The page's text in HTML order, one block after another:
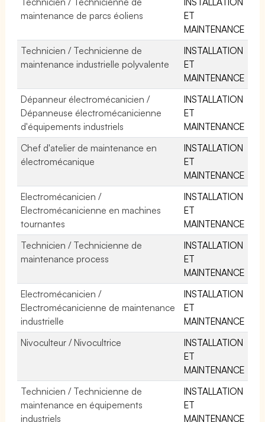
maintenance de parcs éoliens
ET
MAINTENANCE
Technicien / Technicienne de
maintenance industrielle polyvalente
INSTALLATION
ET
MAINTENANCE
Dépanneur électromécanicien /
Dépanneuse électromécanicienne
d'équipements industriels
INSTALLATION
ET
MAINTENANCE
Chef d'atelier de maintenance en
électromécanique
INSTALLATION
ET
MAINTENANCE
Electromécanicien /
Electromécanicienne en machines
tournantes
INSTALLATION
ET
MAINTENANCE
Technicien / Technicienne de
maintenance process
INSTALLATION
ET
MAINTENANCE
Electromécanicien /
Electromécanicienne de maintenance
industrielle
INSTALLATION
ET
MAINTENANCE
Nivoculteur / Nivocultrice
INSTALLATION
ET
MAINTENANCE
Technicien / Technicienne de
maintenance en équipements
industriels
INSTALLATION
ET
MAINTENANCE